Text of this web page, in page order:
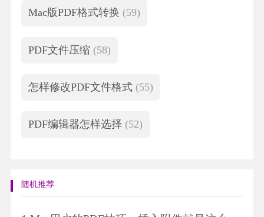
Mac版PDF格式转换 (59)
PDF文件压缩 (58)
怎样修改PDF文件格式 (55)
PDF编辑器怎样选择 (52)
随机推荐